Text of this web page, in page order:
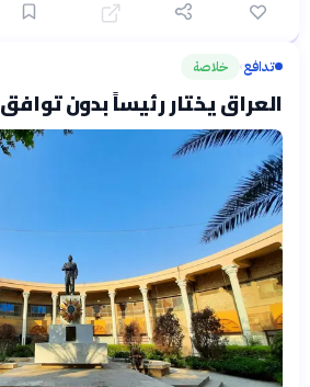
تدافع› خلاصة
العراق يختار رئيساً بدون توافق